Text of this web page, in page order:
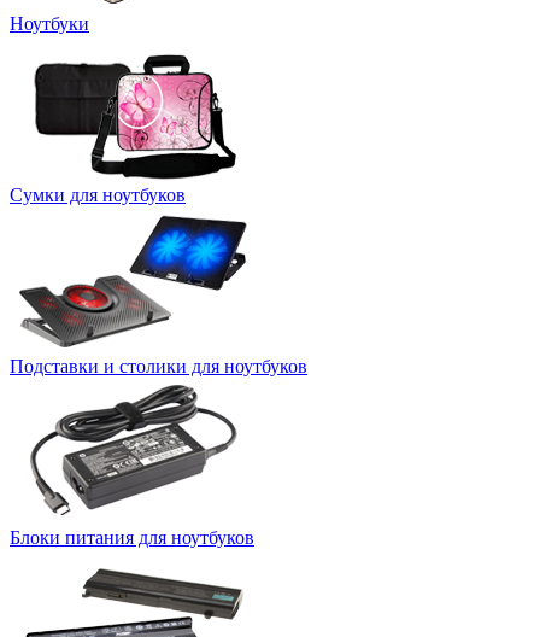
Ноутбуки
Сумки для ноутбуков
Подставки и столики для ноутбуков
Блоки питания для ноутбуков